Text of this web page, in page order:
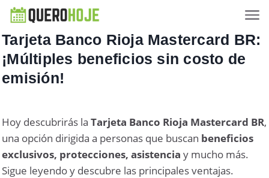
Tarjeta Banco Rioja Mastercard BR:
¡Múltiples beneficios sin costo de
emisión!
Hoy descubrirás laTarjeta Banco Rioja Mastercard BR,
una opción dirigida a personas que buscan beneficios
exclusivos, protecciones, asistencia y mucho más.
Sigue leyendo y descubre las principales ventajas.